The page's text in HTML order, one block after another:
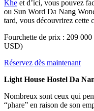
Khe et d’ici, vous pouvez
ou Sun Word Da Nang
tard, vous découvrirez cette
Fourchette de prix : 209
USD)
Réservez dès maintenant
Light House Hostel Da
Nombreux sont ceux qui
“phare” en raison de son